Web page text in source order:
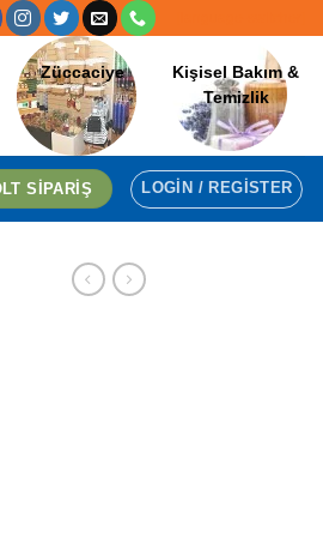
Züccaciye
Kişisel Bakım &
Temizlik
SIPARIŞ LOGIN / REGISTER